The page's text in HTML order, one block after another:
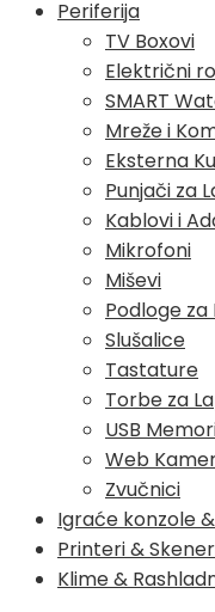
Periferija
TV Boxovi
Električni
SMART
Mreže i
Eksterna
Punjači za
Kablovi i
Mikrofoni
Miševi
Podloge za
Slušalice
Tastature
Torbe za
USB
Web
Zvučnici
Igraće konzole
Printeri &
Klime &